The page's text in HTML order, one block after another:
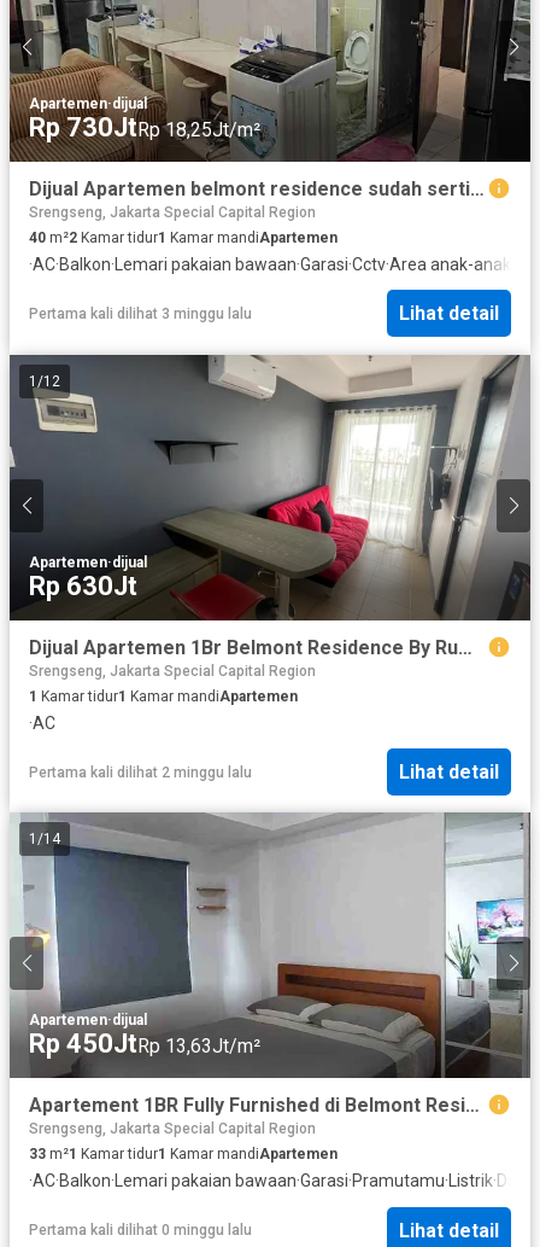
Apartemen·dijual
Rp 730JtRp 18,25Jt/m²
Dijual Apartemen belmont residence sudah sertifikat furnish
Srengseng, Jakarta Special Capital Region
40 m²2 Kamar tidur1 Kamar mandiApartemen
·AC·Balkon· Lemari pakaian bawaan·Garasi·Cctv·Area anak-anak
Pertama kali dilihat 3 minggu lalu Lihat detail
1 /12
Apartemen·dijual
Rp 630Jt
Dijual Apartemen 1Br Belmont Residence By Rumah Chinida (Dw)
Srengseng, Jakarta Special Capital Region
1 Kamar tidur1 Kamar mandiApartemen
·AC
Pertama kali dilihat 2 minggu lalu Lihat detail
1 /14
Apartemen·dijual
Rp 450JtRp 13,63Jt/m²
Apartement 1BR Fully Furnished di Belmont Residence Kebon Jeruk
Srengseng, Jakarta Special Capital Region
33 m²1 Kamar tidur1 Kamar mandiApartemen
·AC·Balkon·Lemari pakaian bawaan·Garasi·Pramutamu·Listrik·
Pertama kali dilihat 0 minggu lalu Lihat detail